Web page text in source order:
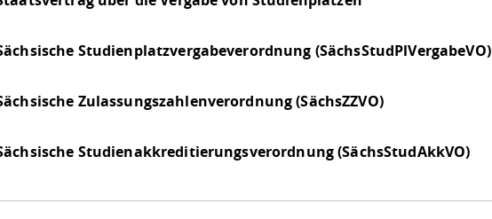
Studienplatzvergabeverordnung (SächsStudPlVergabeVO)
Zulassungszahlenverordnung (SächsZZVO)
Studienakkreditierungsverordnung (SächsStudAkkVO)